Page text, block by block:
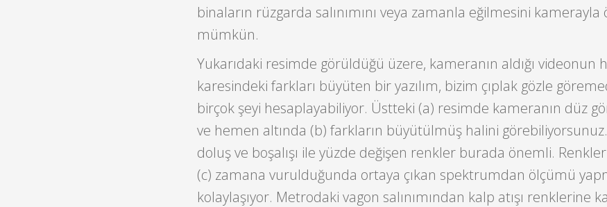
binaların rüzgarda salınımını veya zamanla eğilmesini kamerayla
mümkün.
Yukarıdaki resimde görüldüğü üzere, kameranın aldığı videonun
karesindeki farkları büyüten bir yazılım, bizim çıplak gözle
birçok şeyi hesaplayabiliyor. Üstteki (a) resimde kameranın düz
ve hemen altında (b) farkların büyütülmüş halini görebiliyorsunuz.
doluş ve boşalışı ile yüzde değişen renkler burada önemli.
(c) zamana vurulduğunda ortaya çıkan spektrumdan ölçümü
kolaylaşıyor. Metrodaki vagon salınımından kalp atışı renklerine